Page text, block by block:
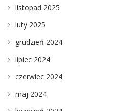
listopad 2025
luty 2025
grudzień 2024
lipiec 2024
czerwiec 2024
maj 2024